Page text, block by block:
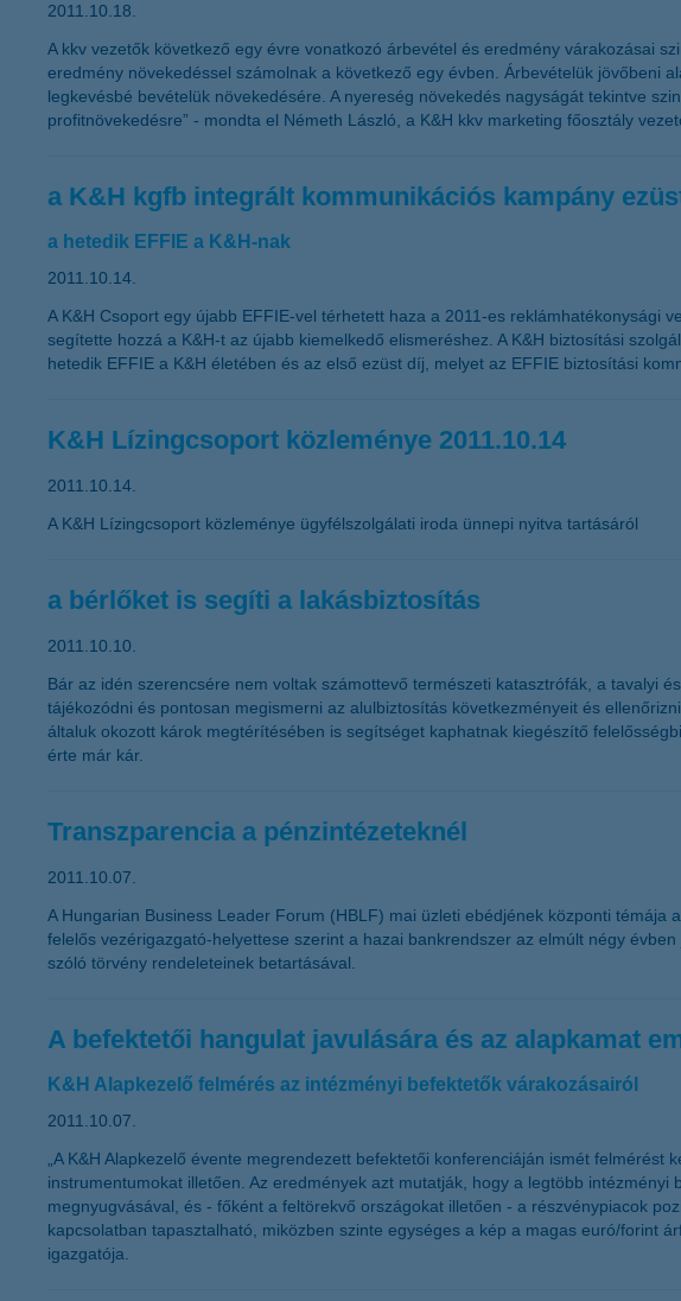
2011.10.18.
A kkv vezetők következő egy évre vonatkozó árbevétel és eredmény várakozásai
eredmény növekedéssel számolnak a következő egy évben. Árbevételük jövőbeni
legkevésbé bevételük növekedésére. A nyereség növekedés nagyságát tekintve
profitnövekedésre” - mondta el Németh László, a K&H kkv marketing főosztály
a K&H kgfb integrált kommunikációs kampány
a hetedik EFFIE a K&H-nak
2011.10.14.
A K&H Csoport egy újabb EFFIE-vel térhetett haza a 2011-es reklámhatékonysági
segítette hozzá a K&H-t az újabb kiemelkedő elismeréshez. A K&H biztosítási
hetedik EFFIE a K&H életében és az első ezüst díj, melyet az EFFIE biztosítási
K&H Lízingcsoport közleménye 2011.10.14
2011.10.14.
A K&H Lízingcsoport közleménye ügyfélszolgálati iroda ünnepi nyitva tartásáról
a bérlőket is segíti a lakásbiztosítás
2011.10.10.
Bár az idén szerencsére nem voltak számottevő természeti katasztrófák, a tavalyi
tájékozódni és pontosan megismerni az alulbiztosítás következményeit és
általuk okozott károk megtérítésében is segítséget kaphatnak kiegészítő
érte már kár.
Transzparencia a pénzintézeteknél
2011.10.07.
A Hungarian Business Leader Forum (HBLF) mai üzleti ebédjének központi
felelős vezérigazgató-helyettese szerint a hazai bankrendszer az elmúlt négy
szóló törvény rendeleteinek betartásával.
A befektetői hangulat javulására és az alapkamat
K&H Alapkezelő felmérés az intézményi befektetők várakozásairól
2011.10.07.
„A K&H Alapkezelő évente megrendezett befektetői konferenciáján ismét
instrumentumokat illetően. Az eredmények azt mutatják, hogy a legtöbb
megnyugvásával, és - főként a feltörekvő országokat illetően - a részvénypiacok
kapcsolatban tapasztalható, miközben szinte egységes a kép a magas euró/forint
igazgatója.